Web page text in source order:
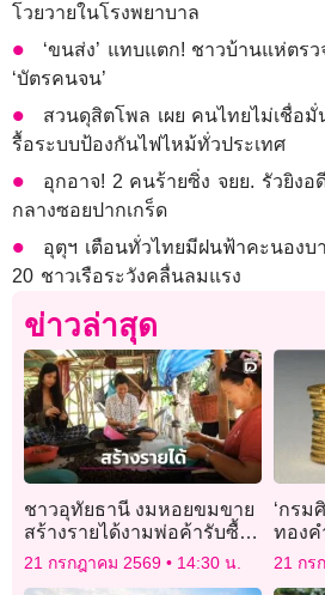
โวยวายในโรงพยาบาล
‘ขนส่ง’ แทบแตก! ชาวบ้านแห่ตร
‘บัตรคนจน’
สวนดุสิตโพล เผย คนไทยไม่เชื่อมั่
รื้อระบบป้องกันไฟไหม้ทั่วประเทศ
อุกอาจ! 2 คนร้ายซิ่ง จยย. รัวยิง
กลางซอยปากเกร็ด
อุตุฯ เตือนทั่วไทยมีฝนฟ้าคะนองบ
20 ชาวเรือระวังคลื่นลมแรง
ข่าวล่าสุด
ชาวอุทัยธานี งมหอยขมขาย
สร้างรายได้งามพ่อค้ารับซื้อ
ถึงบ้าน
21 กรกฎาคม 2569 14:30 น.
‘กรม
ทองค
แหล่ง
21 กร